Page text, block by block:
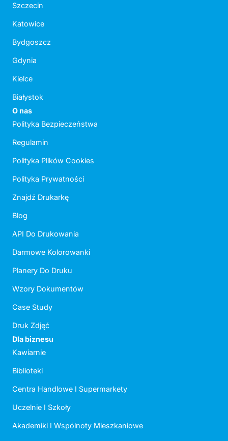
Szczecin
Katowice
Bydgoszcz
Gdynia
Kielce
Białystok
O nas
Polityka Bezpieczeństwa
Regulamin
Polityka Plików Cookies
Polityka Prywatności
Znajdź Drukarkę
Blog
API Do Drukowania
Darmowe Kolorowanki
Planery Do Druku
Wzory Dokumentów
Case Study
Druk Zdjęć
Dla biznesu
Kawiarnie
Biblioteki
Centra Handlowe I Supermarkety
Uczelnie I Szkoły
Akademiki I Wspólnoty Mieszkaniowe